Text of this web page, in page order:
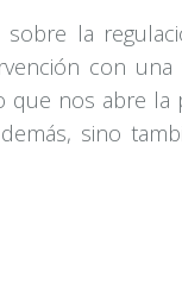
sobre la
con una
que nos abre la
sino